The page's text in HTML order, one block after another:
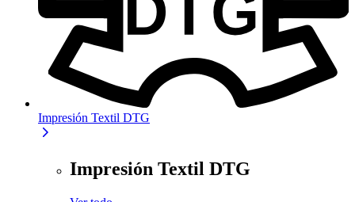
Impresión Textil DTG
Impresión Textil DTG